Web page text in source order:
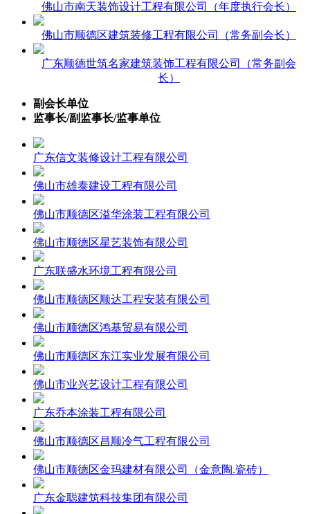
佛山市南天装饰设计工程有限公司（年度执行会长）
佛山市顺德区建筑装修工程有限公司（常务副会长）
广东顺德世筑名家建筑装饰工程有限公司（常务副会
长）
副会长单位
监事长/副监事长/监事单位
广东信文装修设计工程有限公司
佛山市雄泰建设工程有限公司
佛山市顺德区溢华涂装工程有限公司
佛山市顺德区星艺装饰有限公司
广东联盛水环境工程有限公司
佛山市顺德区顺达工程安装有限公司
佛山市顺德区鸿基贸易有限公司
佛山市顺德区东江实业发展有限公司
佛山市业兴艺设计工程有限公司
广东乔本涂装工程有限公司
佛山市顺德区昌顺冷气工程有限公司
佛山市顺德区金玛建材有限公司（金意陶.瓷砖）
广东金聪建筑科技集团有限公司